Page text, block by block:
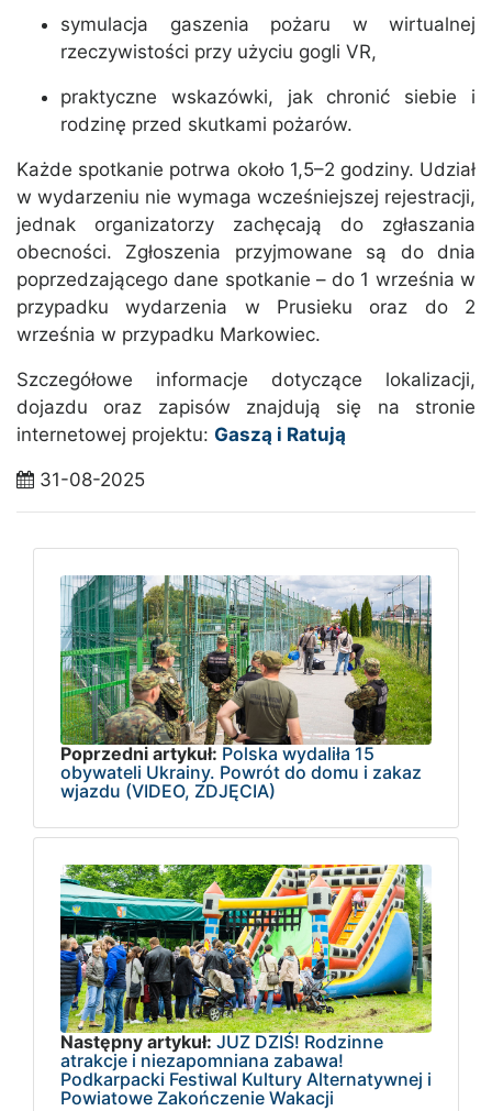
symulacja gaszenia pożaru w wirtualnej
rzeczywistości przy użyciu gogli VR,
praktyczne wskazówki, jak chronić siebie i
rodzinę przed skutkami pożarów.
Każde spotkanie potrwa około 1,5–2 godziny. Udział
w wydarzeniu nie wymaga wcześniejszej rejestracji,
jednak organizatorzy zachęcają do zgłaszania
obecności. Zgłoszenia przyjmowane są do dnia
poprzedzającego dane spotkanie – do 1 września w
przypadku wydarzenia w Prusieku oraz do 2
września w przypadku Markowiec.
Szczegółowe informacje dotyczące lokalizacji,
dojazdu oraz zapisów znajdują się na stronie
internetowej projektu: Gaszą i Ratują
31-08-2025
Poprzedni artykuł: Polska wydaliła 15
obywateli Ukrainy. Powrót do domu i zakaz
wjazdu (VIDEO, ZDJĘCIA)
Następny artykuł: JUZ DZIŚ! Rodzinne
atrakcje i niezapomniana zabawa!
Podkarpacki Festiwal Kultury Alternatywnej i
Powiatowe Zakończenie Wakacji